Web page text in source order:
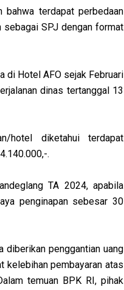
bahwa terdapat perbedaan
sebagai SPJ dengan format
di Hotel AFO sejak Februari
dinas tertanggal 13
hotel diketahui terdapat
.
TA 2024, apabila
penginapan sebesar 30
diberikan penggantian uang
kelebihan pembayaran atas
temuan BPK RI, pihak